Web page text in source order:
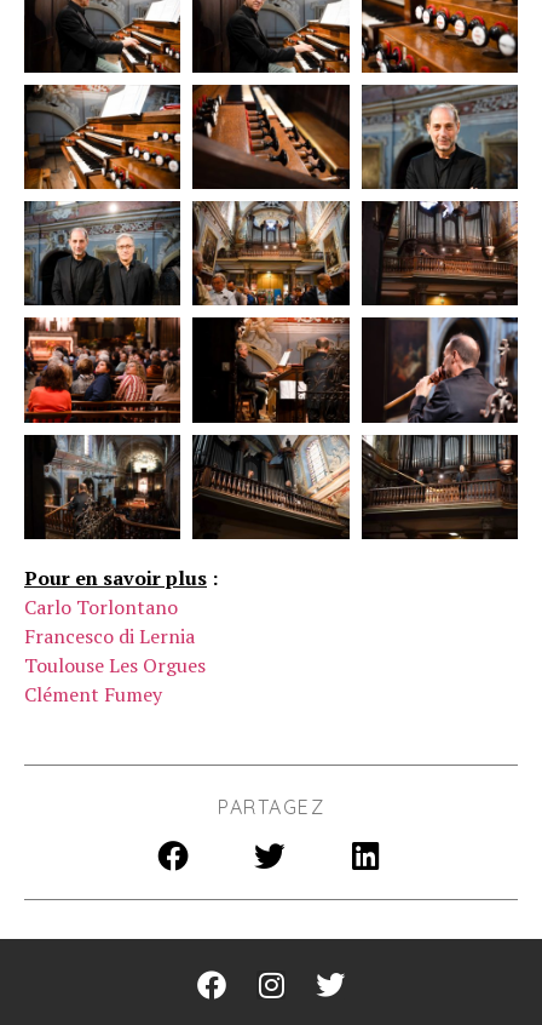
Pour en savoir plus :
Carlo Torlontano
Francesco di Lernia
Toulouse Les Orgues
Clément Fumey
PARTAGEZ